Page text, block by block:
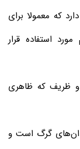
که معمولا برای
استفاده قرار
و ظریف که ظاهری
گرگ است و